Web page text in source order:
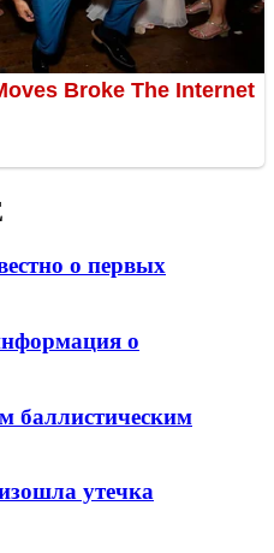
о первых
о
баллистическим
утечка